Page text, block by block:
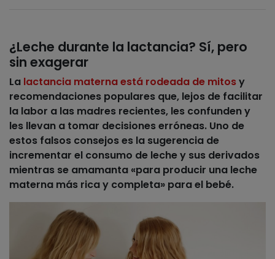
¿Leche durante la lactancia? Sí, pero
sin exagerar
La lactancia materna está rodeada de mitosy
recomendaciones populares que, lejos de facilitar
la labor a las madres recientes, les confunden y
les llevan a tomar decisiones erróneas. Uno de
estos falsos consejos es la sugerencia de
incrementar el consumo de leche y sus derivados
mientras se amamanta «para producir una leche
materna más rica y completa» para el bebé.